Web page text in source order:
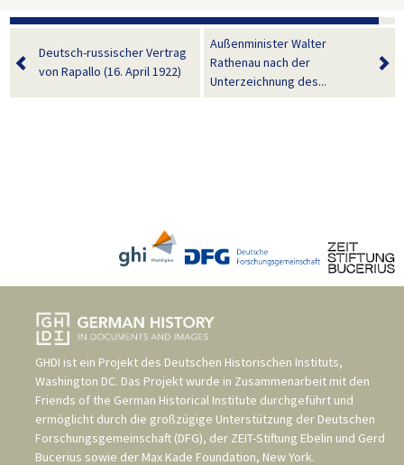
Deutsch-russischer Vertrag
von Rapallo (16. April 1922)
Außenminister Walter
Rathenau nach der
Unterzeichnung des...
GHDI ist ein Projekt des Deutschen Historischen Instituts,
Washington DC. Das Projekt wurde in Zusammenarbeit mit den
Friends of the German Historical Institute durchgeführt und
ermöglicht durch die großzügige Unterstützung der Deutschen
Forschungsgemeinschaft (DFG), der ZEIT-Stiftung Ebelin und Gerd
Bucerius sowie der Max Kade Foundation, New York.